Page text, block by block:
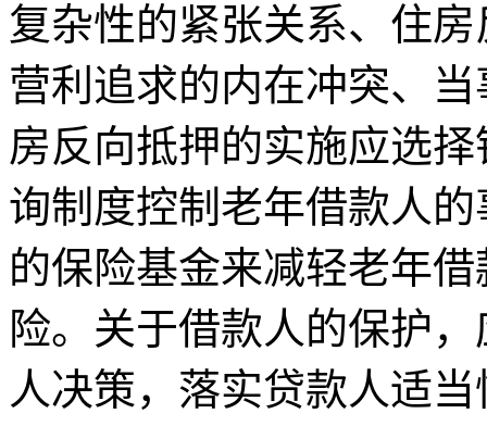
复杂性的紧张关系、住
营利追求的内在冲突、
房反向抵押的实施应选
询制度控制老年借款人
的保险基金来减轻老年
险。关于借款人的保护
人决策，落实贷款人适